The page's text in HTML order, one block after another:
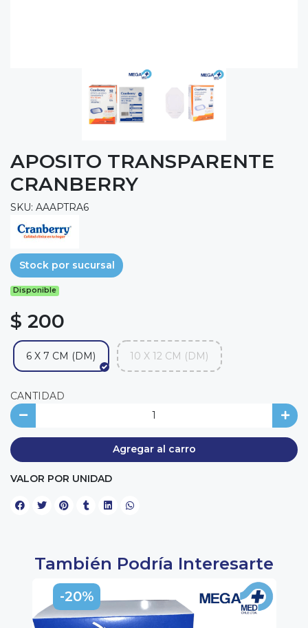
APOSITO TRANSPARENTE
CRANBERRY
SKU: AAAPTRA6
Stock por sucursal
Disponible
$ 200
6 X 7 CM (DM) 10 X 12 CM (DM)
CANTIDAD
Agregar al carro
VALOR POR UNIDAD
También Podría Interesarte
-20%